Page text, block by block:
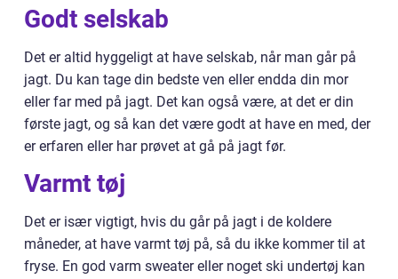
Godt selskab
Det er altid hyggeligt at have selskab, når man går på
jagt. Du kan tage din bedste ven eller endda din mor
eller far med på jagt. Det kan også være, at det er din
første jagt, og så kan det være godt at have en med, der
er erfaren eller har prøvet at gå på jagt før.
Varmt tøj
Det er især vigtigt, hvis du går på jagt i de koldere
måneder, at have varmt tøj på, så du ikke kommer til at
fryse. En god varm sweater eller noget ski undertøj kan